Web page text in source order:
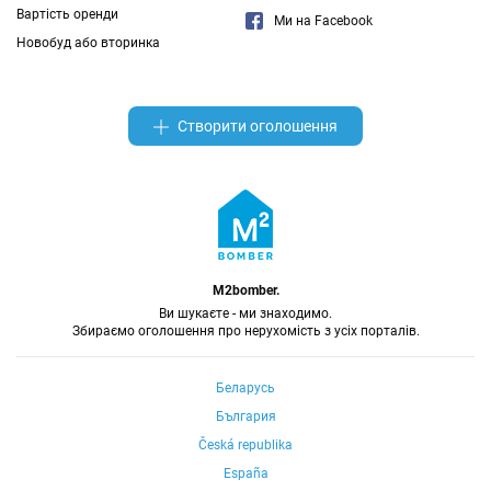
вітражні вікна. На другому рівні - master-спальня з
гардеробною та власним санвузлом, Стильне,
дворівневий простір площею 180 м², де панорама
міста стає частиною інтер'єру. Високі стелі 3,4 м,
великі вітражні вікна, простора вітальня, сучасна
санвузлом, створюють ідеальний баланс між
комфортом, стилем і функціональністю. Це більше,
ніж квартира - це стиль життя.
Вартість оренди
Новобуд або вторинка
Ми на Facebook
Створити оголошення
M2bomber.
Ви шукаєте - ми знаходимо.
Збираємо оголошення про нерухомість з усіх порталів.
Беларусь
България
Česká republika
España